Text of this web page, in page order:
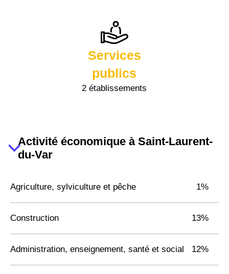
Services
publics
2 établissements
Activité économique à Saint-Laurent-
du-Var
Agriculture, sylviculture et pêche 1%
Construction 13%
Administration, enseignement, santé et social 12%